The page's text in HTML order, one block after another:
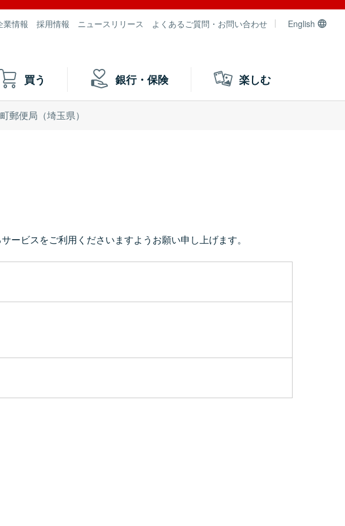
業情報 採用情報 ニュースリリース よくあるご質問・お問い合わせ English
買う 銀行・保険 楽しむ
郵便局（埼玉県）
ビスをご利用くださいますようお願い申し上げます。